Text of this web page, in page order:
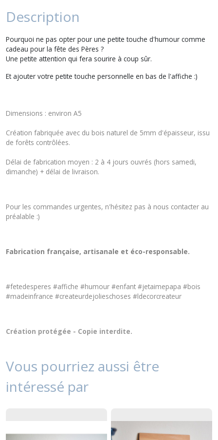
Description
Pourquoi ne pas opter pour une petite touche d'humour comme
cadeau pour la fête des Pères ?
Une petite attention qui fera sourire à coup sûr.
Et ajouter votre petite touche personnelle en bas de l'affiche :)
Dimensions : environ A5
Création fabriquée avec du bois naturel de 5mm d'épaisseur, issu
de forêts contrôlées.
Délai de fabrication moyen : 2 à 4 jours ouvrés (hors samedi,
dimanche) + délai de livraison.
Pour les commandes urgentes, n'hésitez pas à nous contacter au
préalable :)
Fabrication française, artisanale et éco-responsable.
#fetedesperes #affiche #humour #enfant #jetaimepapa #bois
#madeinfrance #createurdejolieschoses #ldecorcreateur
Création protégée - Copie interdite.
Vous pourriez aussi être
intéressé par